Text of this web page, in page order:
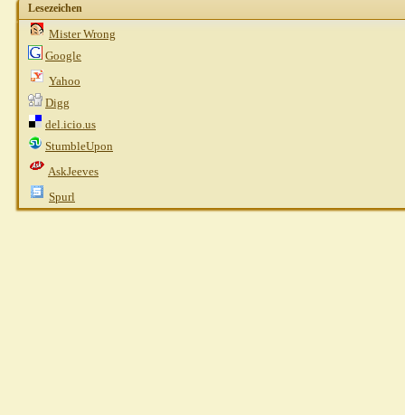
Lesezeichen
Mister Wrong
Google
Yahoo
Digg
del.icio.us
StumbleUpon
AskJeeves
Spurl